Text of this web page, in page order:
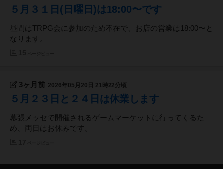
５月３１日(日曜日)は18:00〜です
昼間はTRPG会に参加のため不在で、お店の営業は18:00〜と
なります。
3ヶ月前 2026年05月20日 21時22分頃
５月２３日と２４日は休業します
幕張メッセで開催されるゲームマーケットに行ってくるた
め、両日はお休みです。